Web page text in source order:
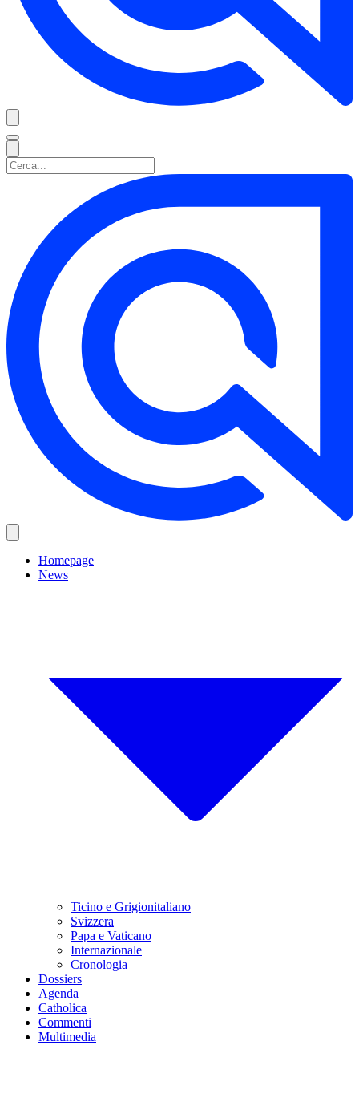
Homepage
News
Ticino e Grigionitaliano
Svizzera
Papa e Vaticano
Internazionale
Cronologia
Dossiers
Agenda
Catholica
Commenti
Multimedia